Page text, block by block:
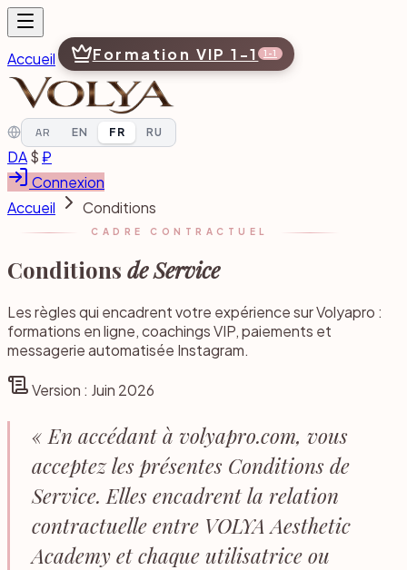
Accueil Formation VIP 1-1 1-1
AR EN FR RU
DA$₽
Connexion
Navigation
AR EN FR RU
DA $₽
Accueil Conditions
CADRE CONTRACTUEL
Conditions de Service
Les règles qui encadrent votre expérience sur Volyapro :
formations en ligne, coachings VIP, paiements et
messagerie automatisée Instagram.
Version : Juin 2026
« En accédant à volyapro.com, vous
acceptez les présentes Conditions de
Service. Elles encadrent la relation
contractuelle entre VOLYA Aesthetic
Academy et chaque utilisatrice ou